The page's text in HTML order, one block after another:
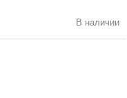
В наличии